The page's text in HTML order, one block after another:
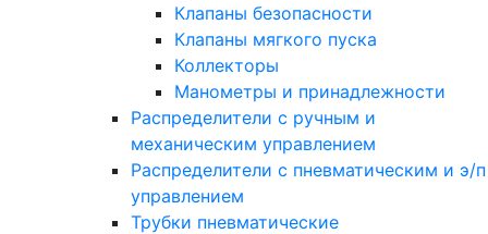
Клапаны безопасности
Клапаны мягкого пуска
Коллекторы
Манометры и принадлежности
Распределители с ручным и
механическим управлением
Распределители с пневматическим и э/п
управлением
Трубки пневматические